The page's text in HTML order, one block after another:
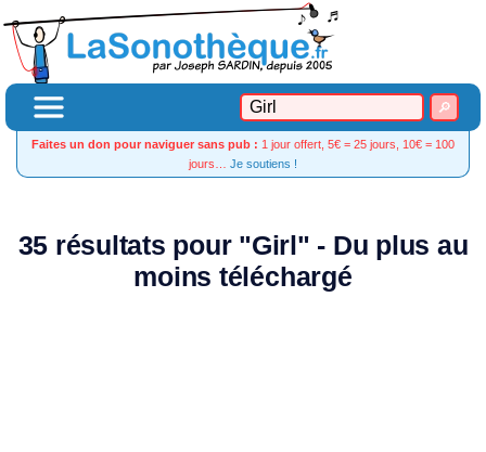
Faites un don pour naviguer sans pub : 1 jour offert, 5€ = 25 jours, 10€ = 100
jours… Je soutiens !
35 résultats pour "Girl" - Du plus au
moins téléchargé